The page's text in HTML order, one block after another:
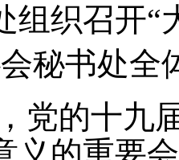
组织召开“
秘书处全
党的十九